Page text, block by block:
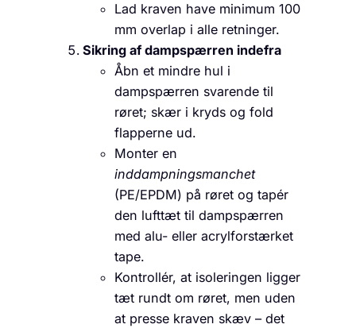
Lad kraven have minimum 100
mm overlap i alle retninger.
Sikring af dampspærren indefra
Åbn et mindre hul i
dampspærren svarende til
røret; skær i kryds og fold
flapperne ud.
Monter en
inddampningsmanchet
(PE/EPDM) på røret og tapér
den lufttæt til dampspærren
med alu- eller acrylforstærket
tape.
Kontrollér, at isoleringen ligger
tæt rundt om røret, men uden
at presse kraven skæv – det